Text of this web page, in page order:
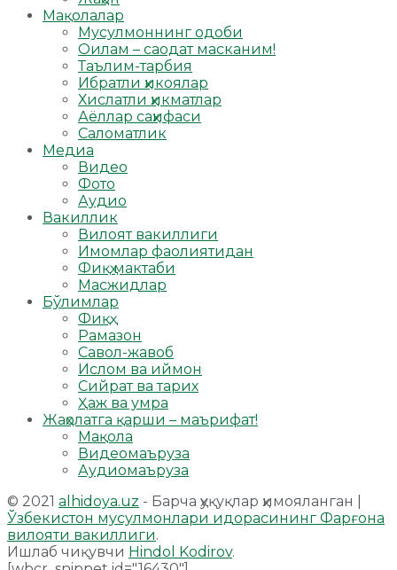
Мақолалар
Мусулмоннинг одоби
Оилам – саодат масканим!
Таълим-тарбия
Ибратли ҳикоялар
Хислатли ҳикматлар
Аёллар саҳифаси
Саломатлик
Медиа
Видео
Фото
Аудио
Вакиллик
Вилоят вакиллиги
Имомлар фаолиятидан
Фиқҳ мактаби
Масжидлар
Бўлимлар
Фиқҳ
Рамазон
Савол-жавоб
Ислом ва иймон
Сийрат ва тарих
Ҳаж ва умра
Жаҳолатга қарши – маърифат!
Мақола
Видеомаъруза
Аудиомаъруза
© 2021 alhidoya.uz - Барча ҳуқуқлар ҳимояланган |
Ўзбекистон мусулмонлари идорасининг Фарғона
вилояти вакиллиги.
Ишлаб чиқувчи Hindol Kodirov.